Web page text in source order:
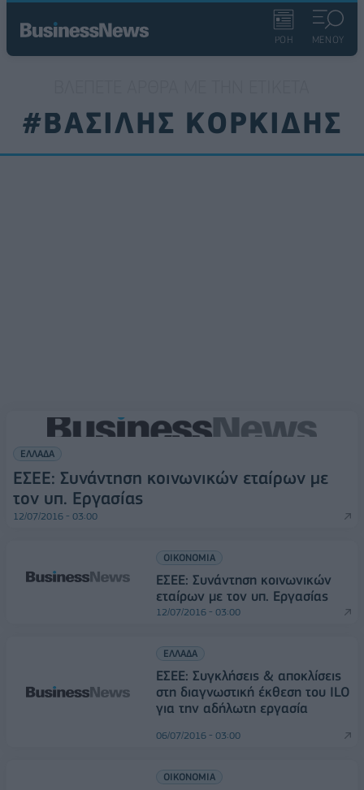
ΡΟΗ ΜΕΝΟΥ
#ΒΑΣΙΛΗΣ ΚΟΡΚΙΔΗΣ
ΕΛΛΑΔΑ
ΕΣΕΕ: Συνάντηση κοινωνικών εταίρων με
τoν υπ. Εργασίας
12/07/2016 - 03:00
ΟΙΚΟΝΟΜΙΑ
ΕΣΕΕ: Συνάντηση κοινωνικών
εταίρων με τoν υπ. Εργασίας
12/07/2016 - 03:00
ΕΛΛΑΔΑ
ΕΣΕΕ: Συγκλήσεις & αποκλίσεις
στη διαγνωστική έκθεση του ILO
για την αδήλωτη εργασία
06/07/2016 - 03:00
ΟΙΚΟΝΟΜΙΑ